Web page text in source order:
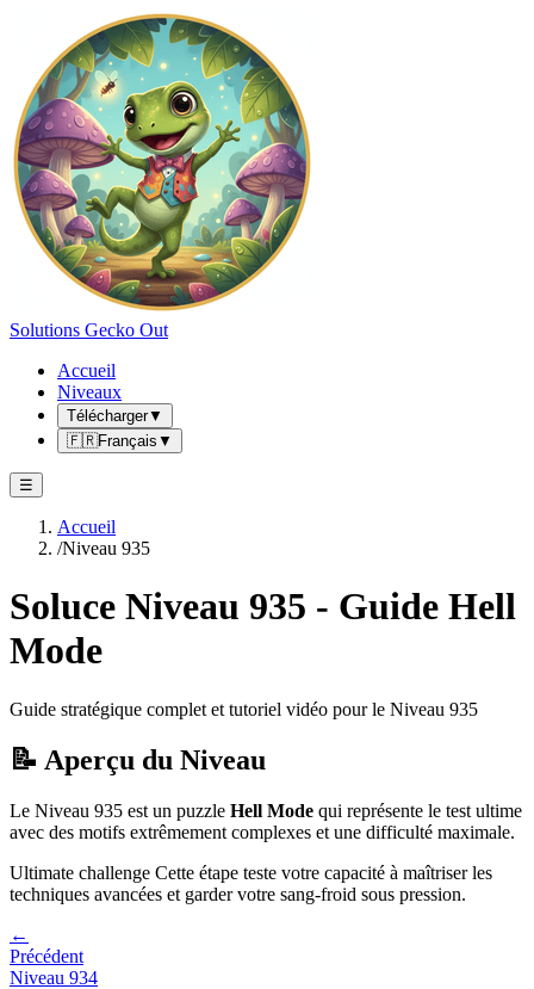
Solutions Gecko Out
Accueil
Niveaux
Télécharger▼
🇫🇷Français ▼
☰
Accueil
/Niveau 935
Soluce Niveau 935 - Guide Hell
Mode
Guide stratégique complet et tutoriel vidéo pour le Niveau 935
📝 Aperçu du Niveau
Le Niveau 935 est un puzzle Hell Mode qui représente le test ultime
avec des motifs extrêmement complexes et une difficulté maximale.
Ultimate challenge Cette étape teste votre capacité à maîtriser les
techniques avancées et garder votre sang-froid sous pression.
←
Précédent
Niveau 934